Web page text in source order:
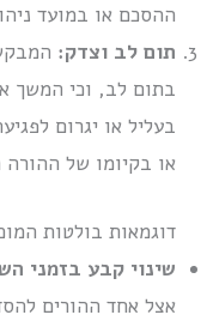
ההסכם או במועד
תום לב וצדק:
בתום לב, וכי המשך
בעליל או יגרום
או בקיומו של
דוגמאות בולטות
שינוי קבע בזמני
אצל אחד ההורים